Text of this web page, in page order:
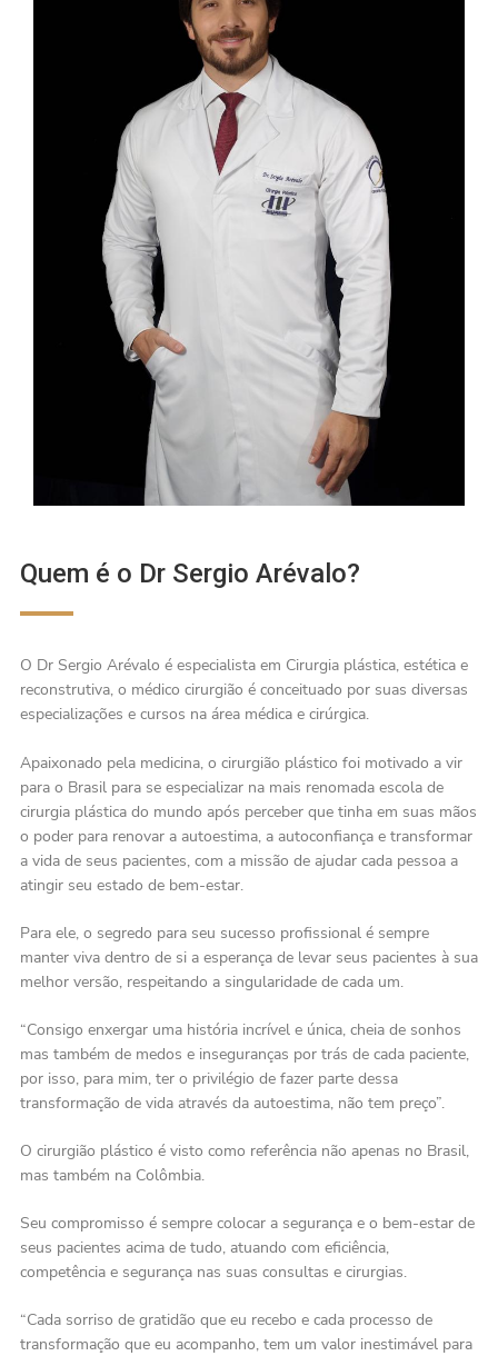
Quem é o Dr Sergio Arévalo?
O Dr Sergio Arévalo é especialista em Cirurgia plástica, estética e
reconstrutiva, o médico cirurgião é conceituado por suas diversas
especializações e cursos na área médica e cirúrgica.
Apaixonado pela medicina, o cirurgião plástico foi motivado a vir
para o Brasil para se especializar na mais renomada escola de
cirurgia plástica do mundo após perceber que tinha em suas mãos
o poder para renovar a autoestima, a autoconfiança e transformar
a vida de seus pacientes, com a missão de ajudar cada pessoa a
atingir seu estado de bem-estar.
Para ele, o segredo para seu sucesso profissional é sempre
manter viva dentro de si a esperança de levar seus pacientes à sua
melhor versão, respeitando a singularidade de cada um.
“Consigo enxergar uma história incrível e única, cheia de sonhos
mas também de medos e inseguranças por trás de cada paciente,
por isso, para mim, ter o privilégio de fazer parte dessa
transformação de vida através da autoestima, não tem preço”.
O cirurgião plástico é visto como referência não apenas no Brasil,
mas também na Colômbia.
Seu compromisso é sempre colocar a segurança e o bem-estar de
seus pacientes acima de tudo, atuando com eficiência,
competência e segurança nas suas consultas e cirurgias.
“Cada sorriso de gratidão que eu recebo e cada processo de
transformação que eu acompanho, tem um valor inestimável para